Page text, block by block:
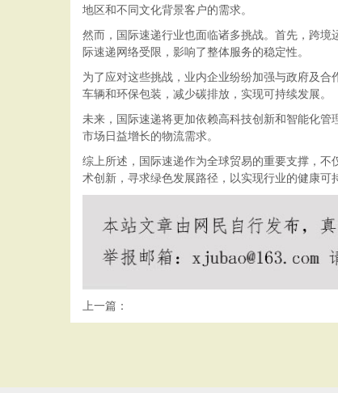
地区和不同文化背景客户的需求。
然而，国际速递行业也面临诸多挑战。首先，跨
际速递网络受限，影响了整体服务的稳定性。
为了应对这些挑战，业内企业纷纷加强与政府及
车辆和环保包装，减少碳排放，实现可持续发展。
未来，国际速递将更加依赖高科技创新和智能化
市场日益增长的物流需求。
综上所述，国际速递作为全球贸易的重要支撑，
术创新，寻求绿色发展路径，以实现行业的健康可
上一篇：